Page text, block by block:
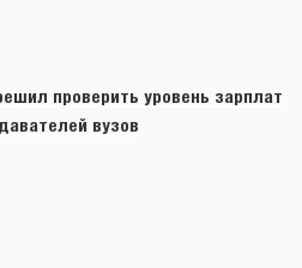
проверить уровень зарплат
вузов